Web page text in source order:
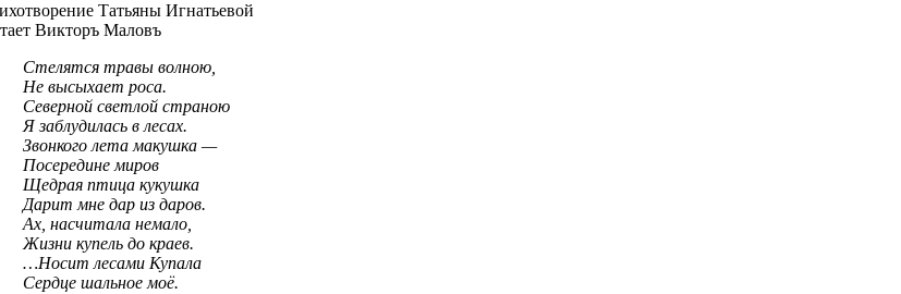
Татьяны Игнатьевой
Викторъ Маловъ
Стелятся травы волною,
Не высыхает роса.
Северной светлой страною
Я заблудилась в лесах.
Звонкого лета макушка —
Посередине миров
Щедрая птица кукушка
Дарит мне дар из даров.
Ах, насчитала немало,
Жизни купель до краев.
…Носит лесами Купала
Сердце шальное моё.